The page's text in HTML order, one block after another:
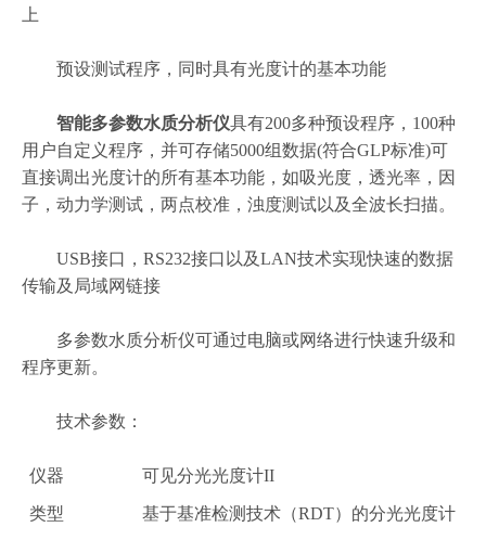
上
预设测试程序，同时具有光度计的基本功能
智能多参数水质分析仪具有200多种预设程序，100种
用户自定义程序，并可存储5000组数据(符合GLP标准)可
直接调出光度计的所有基本功能，如吸光度，透光率，因
子，动力学测试，两点校准，浊度测试以及全波长扫描。
USB接口，RS232接口以及LAN技术实现快速的数据
传输及局域网链接
多参数水质分析仪可通过电脑或网络进行快速升级和
程序更新。
技术参数：
仪器 可见分光光度计II
类型 基于基准检测技术（RDT）的分光光度计